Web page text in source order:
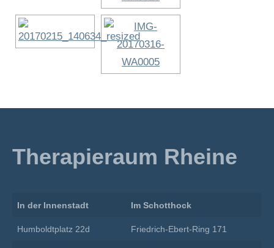
Therapieraum Rheine
In der Innenstadt Im Schotthock
Humboldtplatz 22d Friedrich-Ebert-Ring 171